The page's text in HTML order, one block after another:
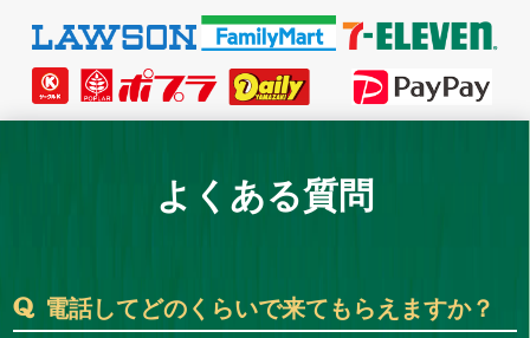
よくある質問
電話してどのくらいで来てもらえますか？